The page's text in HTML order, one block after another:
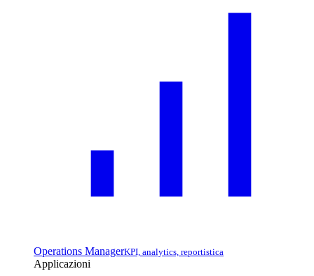
Operations ManagerKPI, analytics, reportistica
Applicazioni